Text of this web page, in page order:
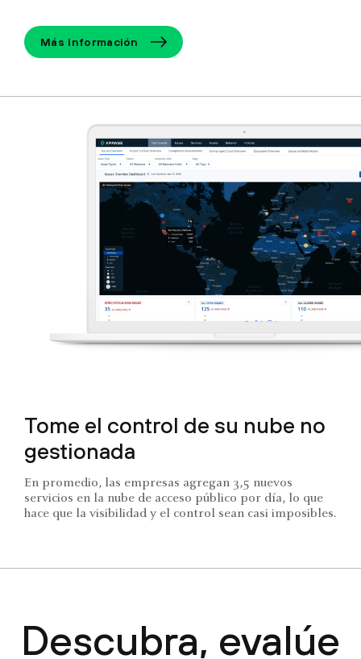
Más información
Tome el control de su nube no
gestionada
En promedio, las empresas agregan 3,5 nuevos
servicios en la nube de acceso público por día, lo que
hace que la visibilidad y el control sean casi imposibles.
Descubra, evalúe